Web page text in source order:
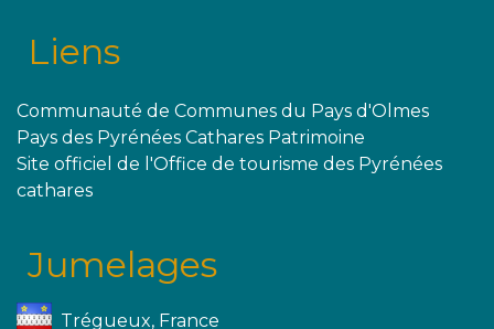
Liens
Communauté de Communes du Pays d'Olmes
Pays des Pyrénées Cathares Patrimoine
Site officiel de l'Office de tourisme des Pyrénées
cathares
Jumelages
Trégueux, France